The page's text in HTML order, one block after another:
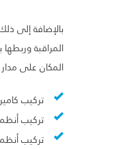
بالإضافة إلى
المراقبة
المكان على
تركيب
تركيب
تركيب